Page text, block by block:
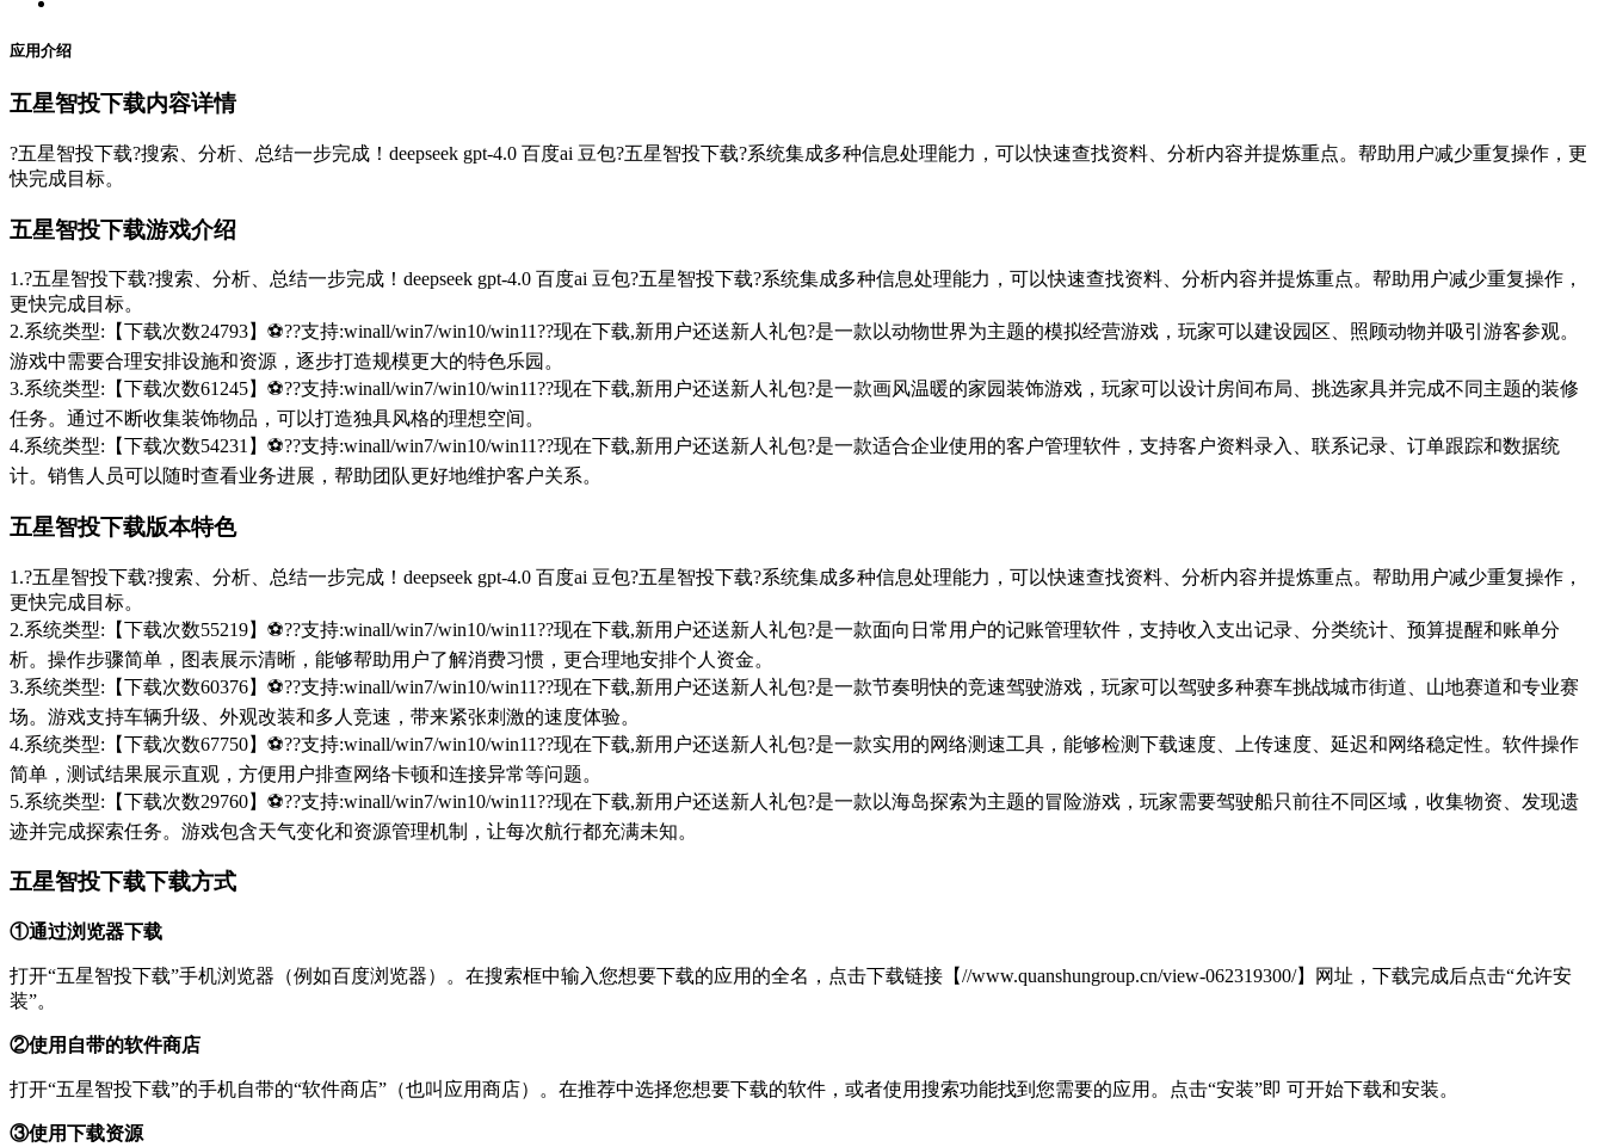
应用介绍
五星智投下载内容详情
?五星智投下载?搜索、分析、总结一步完成！deepseek gpt-4.0 百度ai 豆包?五星智投下载?系统集成多种信息处理能力，可以快速查找资料、分析内容并提炼重点。帮助用户减少重复操作，更
快完成目标。
五星智投下载游戏介绍
1.?五星智投下载?搜索、分析、总结一步完成！deepseek gpt-4.0 百度ai 豆包?五星智投下载?系统集成多种信息处理能力，可以快速查找资料、分析内容并提炼重点。帮助用户减少重复操作，
更快完成目标。
2.系统类型:【下载次数24793】⚽??支持:winall/win7/win10/win11??现在下载,新用户还送新人礼包?是一款以动物世界为主题的模拟经营游戏，玩家可以建设园区、照顾动物并吸引游客参观。
游戏中需要合理安排设施和资源，逐步打造规模更大的特色乐园。
3.系统类型:【下载次数61245】⚽??支持:winall/win7/win10/win11??现在下载,新用户还送新人礼包?是一款画风温暖的家园装饰游戏，玩家可以设计房间布局、挑选家具并完成不同主题的装修
任务。通过不断收集装饰物品，可以打造独具风格的理想空间。
4.系统类型:【下载次数54231】⚽??支持:winall/win7/win10/win11??现在下载,新用户还送新人礼包?是一款适合企业使用的客户管理软件，支持客户资料录入、联系记录、订单跟踪和数据统
计。销售人员可以随时查看业务进展，帮助团队更好地维护客户关系。
五星智投下载版本特色
1.?五星智投下载?搜索、分析、总结一步完成！deepseek gpt-4.0 百度ai 豆包?五星智投下载?系统集成多种信息处理能力，可以快速查找资料、分析内容并提炼重点。帮助用户减少重复操作，
更快完成目标。
2.系统类型:【下载次数55219】⚽??支持:winall/win7/win10/win11??现在下载,新用户还送新人礼包?是一款面向日常用户的记账管理软件，支持收入支出记录、分类统计、预算提醒和账单分
析。操作步骤简单，图表展示清晰，能够帮助用户了解消费习惯，更合理地安排个人资金。
3.系统类型:【下载次数60376】⚽??支持:winall/win7/win10/win11??现在下载,新用户还送新人礼包?是一款节奏明快的竞速驾驶游戏，玩家可以驾驶多种赛车挑战城市街道、山地赛道和专业赛
场。游戏支持车辆升级、外观改装和多人竞速，带来紧张刺激的速度体验。
4.系统类型:【下载次数67750】⚽??支持:winall/win7/win10/win11??现在下载,新用户还送新人礼包?是一款实用的网络测速工具，能够检测下载速度、上传速度、延迟和网络稳定性。软件操作
简单，测试结果展示直观，方便用户排查网络卡顿和连接异常等问题。
5.系统类型:【下载次数29760】⚽??支持:winall/win7/win10/win11??现在下载,新用户还送新人礼包?是一款以海岛探索为主题的冒险游戏，玩家需要驾驶船只前往不同区域，收集物资、发现遗
迹并完成探索任务。游戏包含天气变化和资源管理机制，让每次航行都充满未知。
五星智投下载下载方式
①通过浏览器下载
打开“五星智投下载”手机浏览器（例如百度浏览器）。在搜索框中输入您想要下载的应用的全名，点击下载链接【//www.quanshungroup.cn/view-062319300/】网址，下载完成后点击“允许安
装”。
②使用自带的软件商店
打开“五星智投下载”的手机自带的“软件商店”（也叫应用商店）。在推荐中选择您想要下载的软件，或者使用搜索功能找到您需要的应用。点击“安装”即 可开始下载和安装。
③使用下载资源